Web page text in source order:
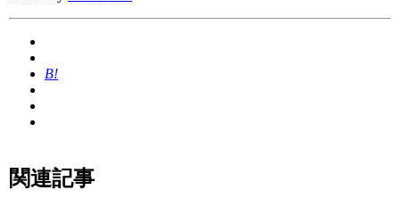
B!
関連記事